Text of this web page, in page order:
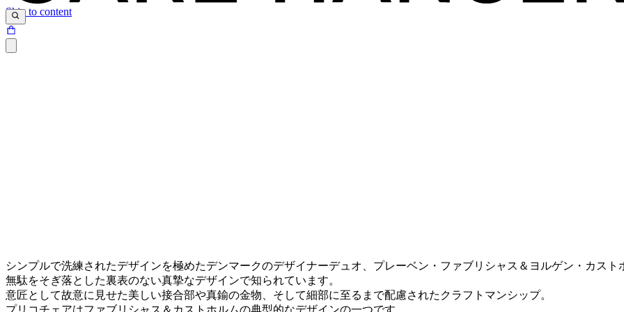
Skip to content
シンプルで洗練されたデザインを極めたデンマークのデザイナーデュオ、プレーベン・ファブリシャス＆ヨルゲン・カスト
無駄をそぎ落とした裏表のない真摯なデザインで知られています。
意匠として故意に見せた美しい接合部や真鍮の金物、そして細部に至るまで配慮されたクラフトマンシップ。
プリコチェアはファブリシャス＆カストホルムの典型的なデザインの一つです。